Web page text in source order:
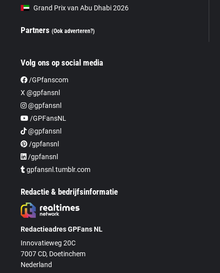
Grand Prix van Abu Dhabi 2026
Partners(Ook adverteren?)
Volg ons op social media
/GPfanscom
X @gpfansnl
@gpfansnl
/GPFansNL
@gpfansnl
/gpfansnl
/gpfansnl
gpfansnl.tumblr.com
Redactie & bedrijfsinformatie
Redactieadres GPFans NL
Innovatieweg 20C
7007 CD, Doetinchem
Nederland